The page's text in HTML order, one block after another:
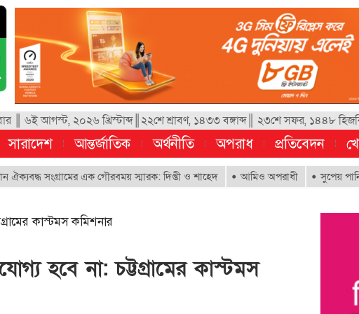
║ ৬ই আগস্ট, ২০২৬ খ্রিস্টাব্দ║২২শে শ্রাবণ, ১৪৩৩ বঙ্গাব্দ║ ২৩শে সফর, ১৪৪৮
সারাদেশ আন্তর্জাতিক অর্থনীতি অপরাধ প্রতিবেদন
এক গৌরবময় স্মারক: দিপ্তী ও শাহেদ আমিও অপরাধী সুপেয় পানির অধিকার
কাস্টমস কমিশনার
হবে না: চট্টগ্রামের কাস্টমস